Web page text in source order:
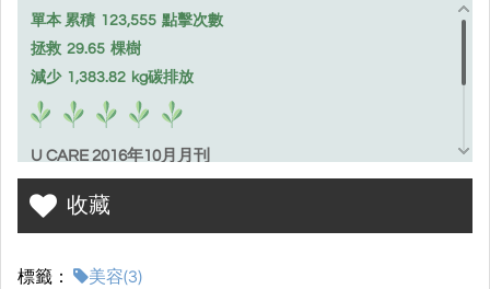
單本 累積 123,555 點擊次數
拯救 29.65 棵樹
減少 1,383.82 kg碳排放
U CARE 2016年10月月刊
16th 周年慶
本月消費超划算 全館單品全面85折
好禮加碼 再加碼 寵愛卡全面8折 超值加碼獎不完
收藏
標籤：
美容(3)